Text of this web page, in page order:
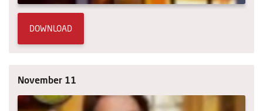
DOWNLOAD
November 11